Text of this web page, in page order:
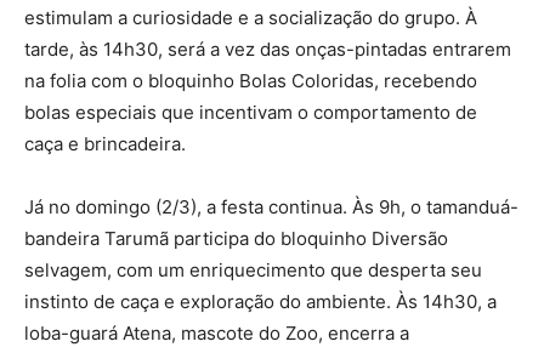
estimulam a curiosidade e a socialização do grupo. À
tarde, às 14h30, será a vez das onças-pintadas entrarem
na folia com o bloquinho Bolas Coloridas, recebendo
bolas especiais que incentivam o comportamento de
caça e brincadeira.
Já no domingo (2/3), a festa continua. Às 9h, o tamanduá-
bandeira Tarumã participa do bloquinho Diversão
selvagem, com um enriquecimento que desperta seu
instinto de caça e exploração do ambiente. Às 14h30, a
loba-guará Atena, mascote do Zoo, encerra a